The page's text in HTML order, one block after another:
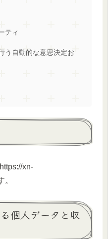
ティ
う自動的な意思決定お
xn-
個人データと収